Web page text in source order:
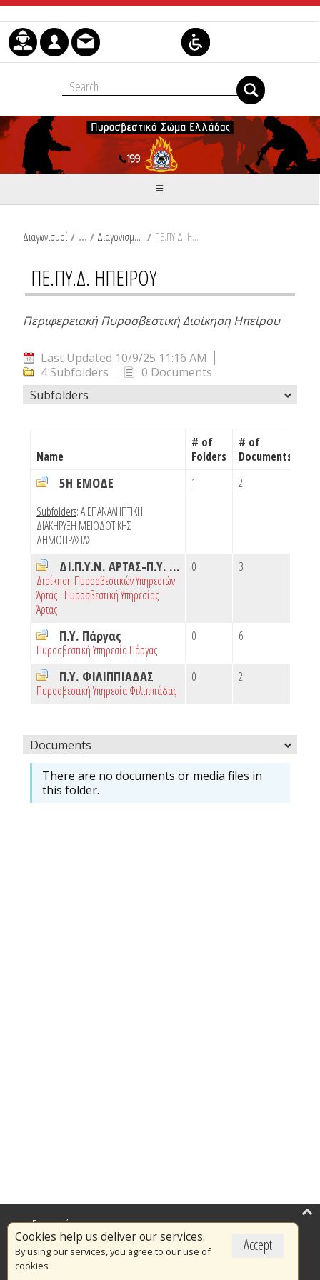
Skip to Content
Διαγωνισμοί / Διαγωνισμοί Μισθώσεων Κτηρίων / ΠΕ.ΠΥ.Δ. ΗΠΕΙΡΟΥ
ΠΕ.ΠΥ.Δ. ΗΠΕΙΡΟΥ
Περιφερειακή Πυροσβεστική Διοίκηση Ηπείρου
Last Updated 10/9/25 11:16 AM
4 Subfolders
0 Documents
Subfolders
Name
# of
Folders
# of
Documents
5Η ΕΜΟΔΕ
Subfolders:Α ΕΠΑΝΑΛΗΠΤΙΚΗ
ΔΙΑΚΗΡΥΞΗ ΜΕΙΟΔΟΤΙΚΗΣ
ΔΗΜΟΠΡΑΣΙΑΣ
1 2
ΔΙ.Π.Υ.Ν. ΑΡΤΑΣ-Π.Υ. ΑΡΤΑΣ
Διοίκηση Πυροσβεστικών Υπηρεσιών
Άρτας - Πυροσβεστική Υπηρεσίας
Άρτας
0 3
Π.Υ. Πάργας
Πυροσβεστική Υπηρεσία Πάργας
0 6
Π.Υ. ΦΙΛΙΠΠΙΑΔΑΣ
Πυροσβεστική Υπηρεσία Φιλιππιάδας
0 2
Documents
There are no documents or media files in
this folder.
Accept
Cookies help us deliver our services.
By using our services, you agree to our use of
cookies
Επικαιρότητα
Το Πυροσβεστικό Σώμα